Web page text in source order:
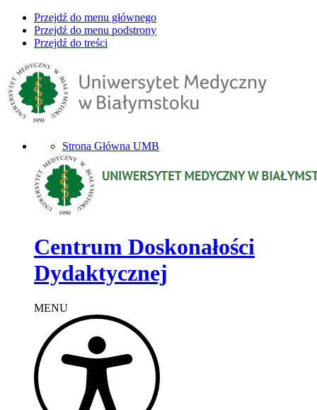
Przejdź do menu głównego
Przejdź do menu podstrony
Przejdź do treści
Strona Główna UMB
Centrum Doskonałości
Dydaktycznej
MENU